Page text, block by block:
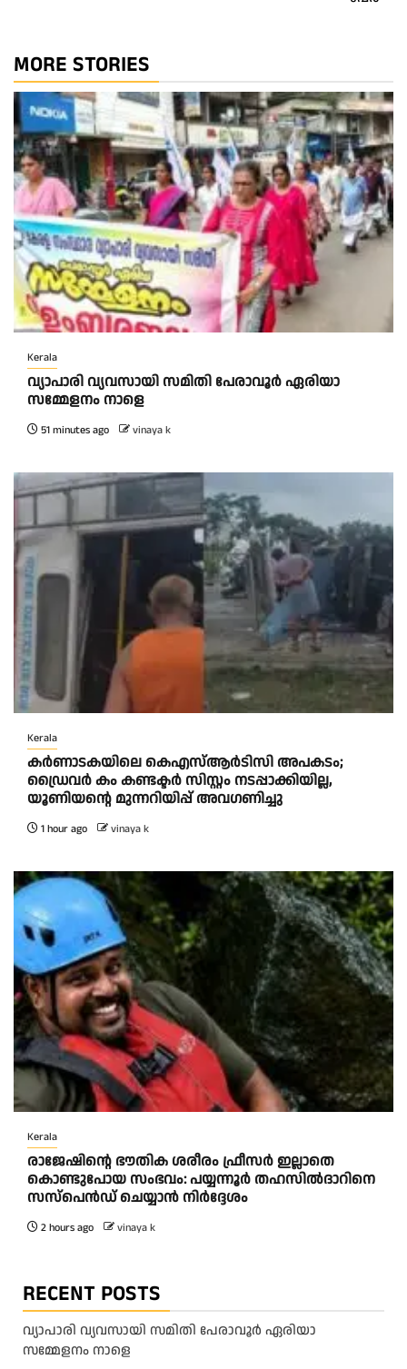
MORE STORIES
Kerala
വ്യാപാരി വ്യവസായി സമിതി പേരാവൂർ ഏരിയാ
സമ്മേളനം നാളെ
51 minutes ago vinaya k
Kerala
കര്‍ണാടകയിലെ കെഎസ്ആര്‍ടിസി അപകടം;
ഡ്രൈവര്‍ കം കണ്ടക്ടര്‍ സിസ്റ്റം നടപ്പാക്കിയില്ല,
യൂണിയന്റെ മുന്നറിയിപ്പ് അവഗണിച്ചു
1 hour ago vinaya k
Kerala
രാജേഷിന്റെ ഭൗതിക ശരീരം ഫ്രീസർ ഇല്ലാതെ
കൊണ്ടുപോയ സംഭവം: പയ്യന്നൂർ തഹസിൽദാറിനെ
സസ്പെൻഡ് ചെയ്യാൻ നിർദ്ദേശം
2 hours ago vinaya k
RECENT POSTS
വ്യാപാരി വ്യവസായി സമിതി പേരാവൂർ ഏരിയാ
സമ്മേളനം നാളെ